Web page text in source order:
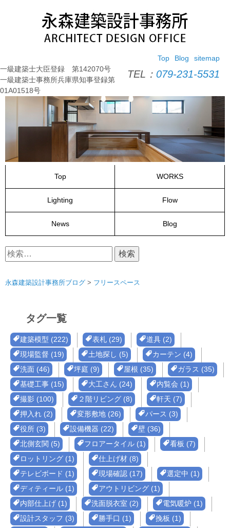
ス
キ
ッ
sitemap
Blog
Top
TEL： 079-231-5531
一級建築士大臣登録 第142070号
一級建築士事務所兵庫県知事登録第
01A01518号
Top WORKS
Lighting Flow
News Blog
検
索:
永森建築設計事務所ブログ > フリースペース
タグ一覧
建築模型 (222) 表札 (29)
道具 (2)
現場監督 (19)
土地探し (5)
カーテン (4)
洗面 (46)
坪庭 (9) 屋根 (35)
ガラス (35)
基礎工事 (15)
大工さん (24)
内覧会 (1)
撮影 (100)
２階リビング (8)
軒天 (7)
押入れ (2)
変形敷地 (26)
パース (3)
役所 (3)
設備機器 (22)
壁 (36)
北側玄関 (5)
フロアータイル (1)
看板 (7)
ロットリング (1)
仕上げ材 (8)
テレビボード (1)
現場確認 (17)
選定中 (1)
ディティール (1)
アウトリビング (1)
内部仕上げ (1)
洗面脱衣室 (2)
電気暖炉 (1)
設計スタッフ (3)
勝手口 (1)
挽板 (1)